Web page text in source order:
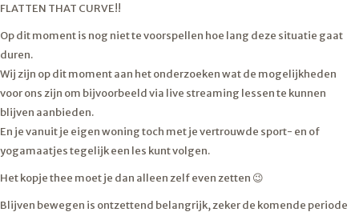
FLATTEN THAT CURVE!!
Op dit moment is nog niet te voorspellen hoe lang deze situatie gaat
duren.
Wij zijn op dit moment aan het onderzoeken wat de mogelijkheden
voor ons zijn om bijvoorbeeld via live streaming lessen te kunnen
blijven aanbieden.
En je vanuit je eigen woning toch met je vertrouwde sport- en of
yogamaatjes tegelijk een les kunt volgen.
Het kopje thee moet je dan alleen zelf even zetten 😉
Blijven bewegen is ontzettend belangrijk, zeker de komende periode